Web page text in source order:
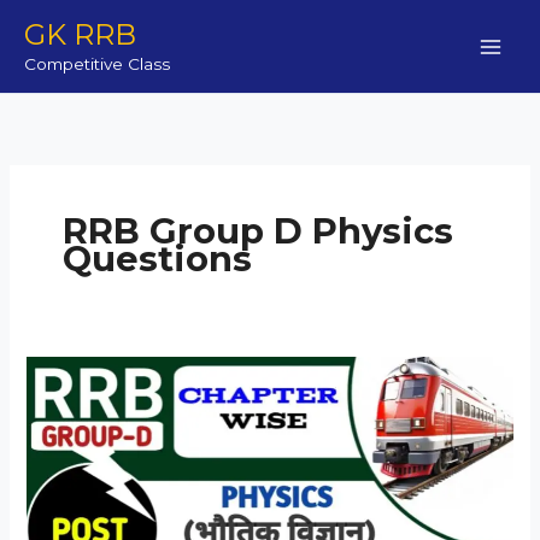
content
GK RRB
Competitive Class
RRB Group D Physics
Questions